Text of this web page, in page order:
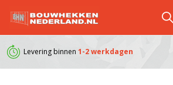
Levering binnen1-2 werkdagen